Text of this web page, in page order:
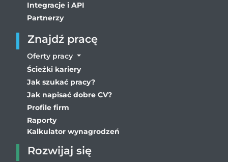
Integracje i API
Partnerzy
Znajdź pracę
Oferty pracy
Ścieżki kariery
Jak szukać pracy?
Jak napisać dobre CV?
Profile firm
Raporty
Kalkulator wynagrodzeń
Rozwijaj się